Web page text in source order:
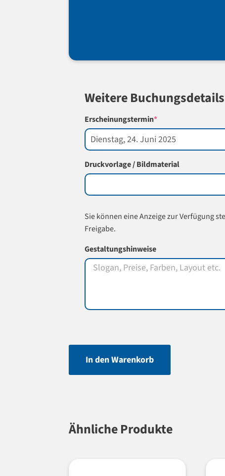
Weitere Buchungsdetails
Erscheinungstermin*(required)
Druckvorlage / Bildmaterial
Sie können eine Anzeige zur Verfügung
Freigabe.
Gestaltungshinweise
In den Warenkorb
Ähnliche Produkte